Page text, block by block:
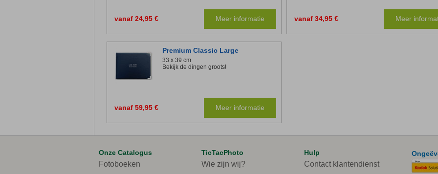
vanaf 24,95 € Meer informatie vanaf 34,95 € Meer
Premium Classic Large
33 x 39 cm
Bekijk de dingen groots!
vanaf 59,95 € Meer informatie
Onze Catalogus
Fotoboeken
TicTacPhoto
Wie zijn wij?
Hulp
Contact klantendienst